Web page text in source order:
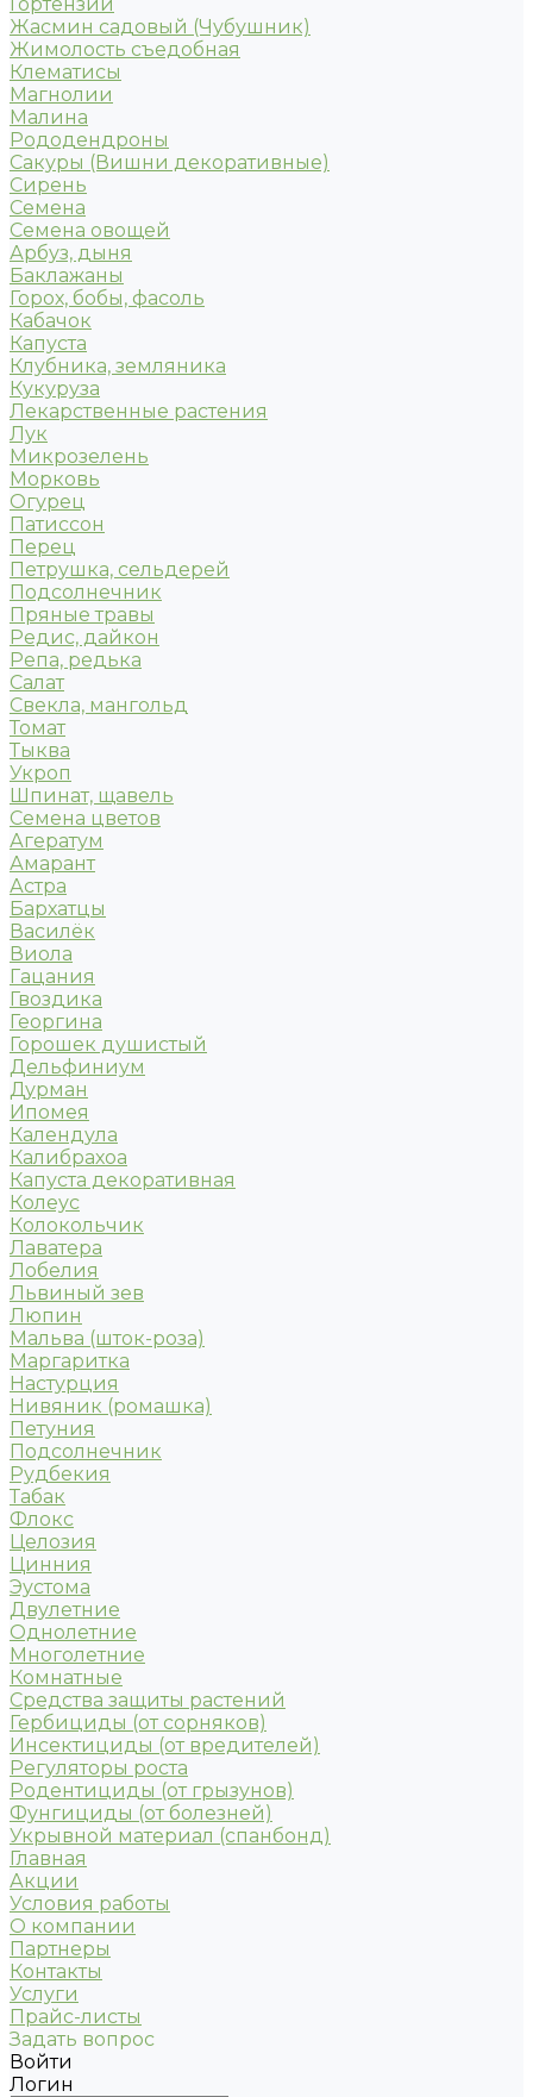
Жасмин садовый (Чубушник)
Жимолость съедобная
Клематисы
Магнолии
Малина
Рододендроны
Сакуры (Вишни декоративные)
Сирень
Семена
Семена овощей
Арбуз, дыня
Баклажаны
Горох, бобы, фасоль
Кабачок
Капуста
Клубника, земляника
Кукуруза
Лекарственные растения
Лук
Микрозелень
Морковь
Огурец
Патиссон
Перец
Петрушка, сельдерей
Подсолнечник
Пряные травы
Редис, дайкон
Репа, редька
Салат
Свекла, мангольд
Томат
Тыква
Укроп
Шпинат, щавель
Семена цветов
Агератум
Амарант
Астра
Бархатцы
Василёк
Виола
Гацания
Гвоздика
Георгина
Горошек душистый
Дельфиниум
Дурман
Ипомея
Календула
Калибрахоа
Капуста декоративная
Колеус
Колокольчик
Лаватера
Лобелия
Львиный зев
Люпин
Мальва (шток-роза)
Маргаритка
Настурция
Нивяник (ромашка)
Петуния
Подсолнечник
Рудбекия
Табак
Флокс
Целозия
Цинния
Эустома
Двулетние
Однолетние
Многолетние
Комнатные
Средства защиты растений
Гербициды (от сорняков)
Инсектициды (от вредителей)
Регуляторы роста
Родентициды (от грызунов)
Фунгициды (от болезней)
Укрывной материал (спанбонд)
Главная
Акции
Условия работы
О компании
Партнеры
Контакты
Услуги
Прайс-листы
Задать вопрос
Войти
Логин